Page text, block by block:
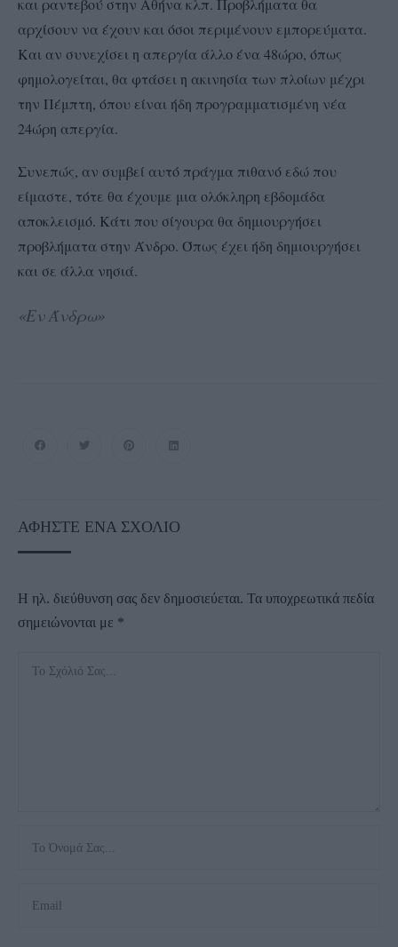
και ραντεβού στην Αθήνα κλπ. Προβλήματα θα
αρχίσουν να έχουν και όσοι περιμένουν εμπορεύματα.
Και αν συνεχίσει η απεργία άλλο ένα 48ώρο, όπως
φημολογείται, θα φτάσει η ακινησία των πλοίων μέχρι
την Πέμπτη, όπου είναι ήδη προγραμματισμένη νέα
24ώρη απεργία.
Συνεπώς, αν συμβεί αυτό πράγμα πιθανό εδώ που
είμαστε, τότε θα έχουμε μια ολόκληρη εβδομάδα
αποκλεισμό. Κάτι που σίγουρα θα δημιουργήσει
προβλήματα στην Άνδρο. Όπως έχει ήδη δημιουργήσει
και σε άλλα νησιά.
«Εν Άνδρω»
ΑΦΉΣΤΕ ΈΝΑ ΣΧΌΛΙΟ
Η ηλ. διεύθυνση σας δεν δημοσιεύεται. Τα υποχρεωτικά πεδία
σημειώνονται με *